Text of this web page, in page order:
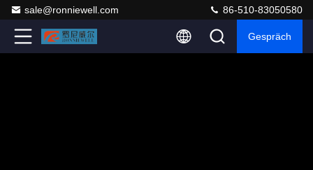
sale@ronniewell.com 86-510-83050580
Gespräch